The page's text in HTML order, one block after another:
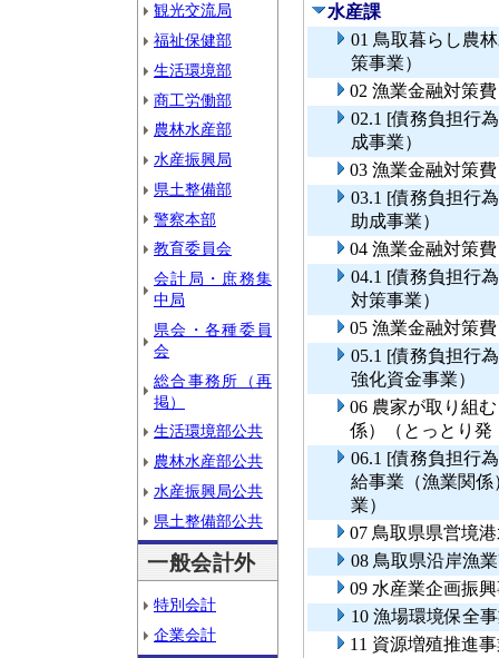
観光交流局
福祉保健部
生活環境部
商工労働部
農林水産部
水産振興局
県土整備部
警察本部
教育委員会
会計局・庶務集
中局
県会・各種委員
会
総合事務所（再
掲）
生活環境部公共
農林水産部公共
水産振興局公共
県土整備部公共
一般会計外
特別会計
企業会計
水産課
01 鳥取暮らし農
策事業）
02 漁業金融対策
02.1 [債務負担行
成事業）
03 漁業金融対策
03.1 [債務負担行
助成事業）
04 漁業金融対策
04.1 [債務負担行
対策事業）
05 漁業金融対策
05.1 [債務負担行
強化資金事業）
06 農家が取り組
係）（とっとり発
06.1 [債務負担行
給事業（漁業関
業）
07 鳥取県県営境
08 鳥取県沿岸漁
09 水産業企画振
10 漁場環境保全
11 資源増殖推進